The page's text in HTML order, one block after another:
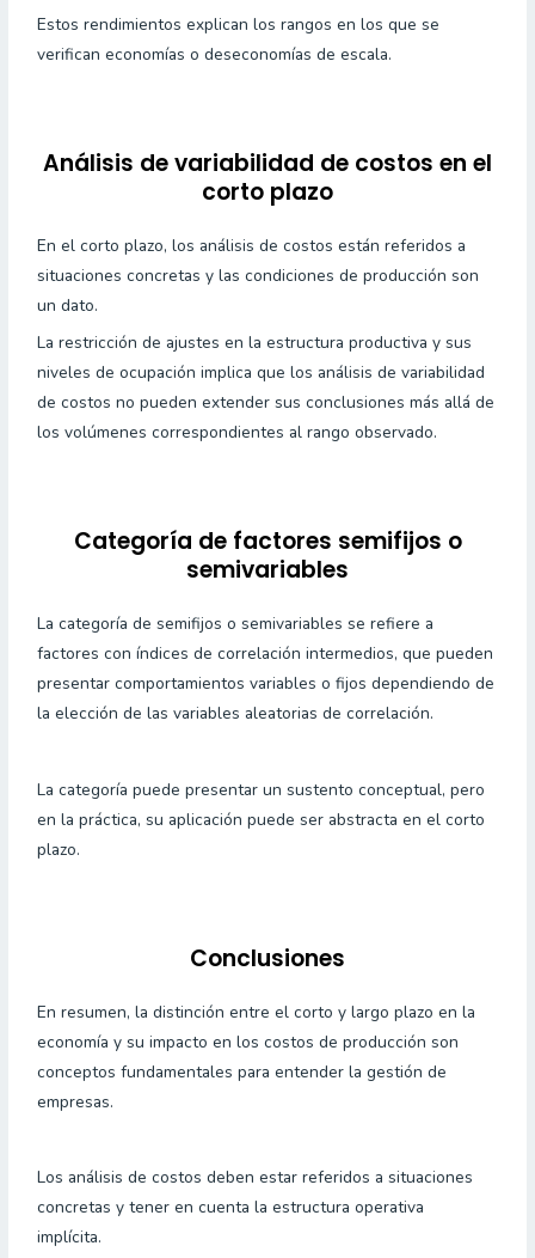
Estos rendimientos explican los rangos en los que se
verifican economías o deseconomías de escala.
Análisis de variabilidad de costos en el
corto plazo
En el corto plazo, los análisis de costos están referidos a
situaciones concretas y las condiciones de producción son
un dato.
La restricción de ajustes en la estructura productiva y sus
niveles de ocupación implica que los análisis de variabilidad
de costos no pueden extender sus conclusiones más allá de
los volúmenes correspondientes al rango observado.
Categoría de factores semifijos o
semivariables
La categoría de semifijos o semivariables se refiere a
factores con índices de correlación intermedios, que pueden
presentar comportamientos variables o fijos dependiendo de
la elección de las variables aleatorias de correlación.
La categoría puede presentar un sustento conceptual, pero
en la práctica, su aplicación puede ser abstracta en el corto
plazo.
Conclusiones
En resumen, la distinción entre el corto y largo plazo en la
economía y su impacto en los costos de producción son
conceptos fundamentales para entender la gestión de
empresas.
Los análisis de costos deben estar referidos a situaciones
concretas y tener en cuenta la estructura operativa
implícita.